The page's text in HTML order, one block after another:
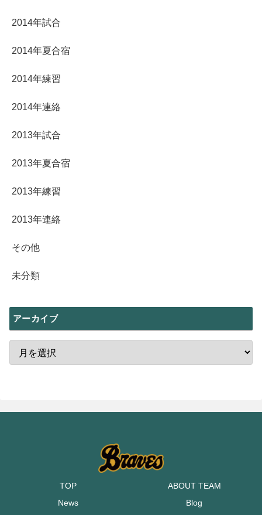
2014年試合
2014年夏合宿
2014年練習
2014年連絡
2013年試合
2013年夏合宿
2013年練習
2013年連絡
その他
未分類
アーカイブ
TOP
ABOUT TEAM
News
Blog